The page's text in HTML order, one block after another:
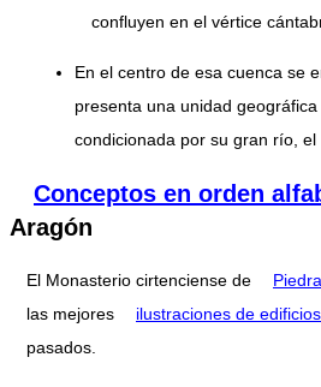
confluyen en el vértice
En el centro de esa cuenca se
presenta una unidad
condicionada por su gran río, el
Conceptos en orden
Aragón
El Monasterio cirtenciense de Piedra
las mejores
ilustraciones de
pasados.